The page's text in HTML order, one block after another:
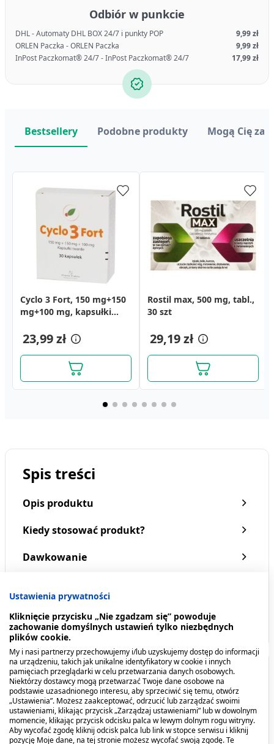
Odbiór w punkcie
DHL - Automaty DHL BOX 24/7 i punkty POP
9,99 zł
ORLEN Paczka - ORLEN Paczka
9,99 zł
InPost Paczkomat® 24/7 - InPost Paczkomat® 24/7
17,99 zł
Cyclo 3 Fort, 150 mg+150
mg+100 mg, kapsułki
23,99 zł
Rostil max, 500 mg, tabl.,
30 szt
29,19 zł
Bestsellery Podobne produkty Mogą Cię
Proctomina, maść na
hemoroidy, 20 g
19,49 zł
Esceven, 167 mg, tabletki
powlekane, 40 szt.
23,19 zł
Cerkoderm 15, krem
mocznikowy z AHA, 75 ml
Alantan Plus Altek,
zasypka, 100 g
Spis treści
Opis produktu
Kiedy stosować produkt?
Dawkowanie
przyjmować produktu?
Pokaż więcej
Opis produktu
Proctomina żel zawiera dwa wyciągi roślinne:
z aloesu prawdziwego i oczaru
wirginijskiego. Aloes i oczar redukują objawy
Ustawienia prywatności
Kliknięcie przycisku „Nie zgadzam się” powoduje
zachowanie domyślnych ustawień tylko niezbędnych
plików cookie.
My i nasi partnerzy przechowujemy i/lub uzyskujemy dostęp do informacji
na urządzeniu, takich jak unikalne identyfikatory w cookie i innych
pamięciach przeglądarki w celu przetwarzania danych osobowych.
Niektórzy dostawcy mogą przetwarzać Twoje dane osobowe na
podstawie uzasadnionego interesu, aby sprzeciwić się temu, otwórz
„Ustawienia”. Możesz zaakceptować, odrzucić lub zarządzać swoimi
ustawieniami, klikając przycisk „Zarządzaj ustawieniami” lub w dowolnym
momencie, klikając przycisk odcisku palca w lewym dolnym rogu witryny.
Aby wycofać zgodę kliknij odcisk palca lub link w stopce serwisu i kliknij
pozycję Moje dane, na tej stronie możesz wycofać swoją zgodę. Te